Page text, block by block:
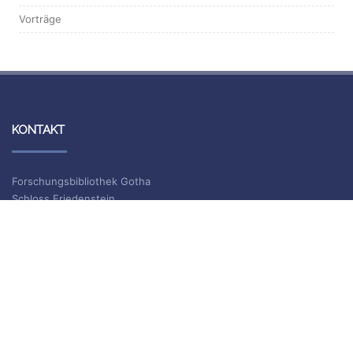
Vorträge
KONTAKT
Forschungsbibliothek Gotha
Schloss Friedenstein